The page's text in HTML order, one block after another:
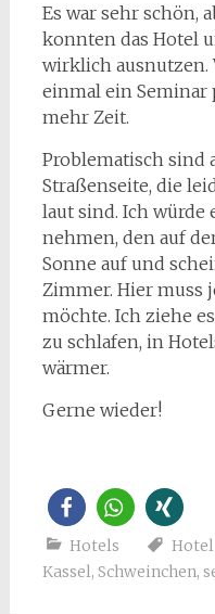
Es war sehr schön,
konnten das Hotel
wirklich
einmal ein Seminar
mehr Zeit.
Problematisch sind
Straßenseite, die
laut sind. Ich würde
nehmen, den auf
Sonne auf und
Zimmer. Hier muss
möchte. Ich ziehe
zu schlafen, in
wärmer.
Gerne wieder!
Hotels Hotel
Kassel, Schweinchen,